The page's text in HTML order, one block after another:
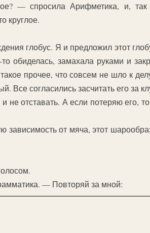
— спросила Арифметика, и, так
круглое.
глобус. Я и предложил этот
обиделась, замахала руками и
прочее, что совсем не шло к
согласились засчитать его за
отставать. А если потеряю его,
зависимость от мяча, этот
— Повторяй за мной: